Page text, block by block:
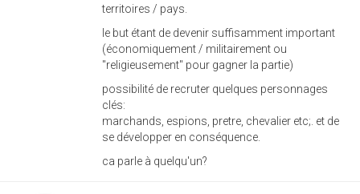
territoires / pays.
le but étant de devenir suffisamment important
(économiquement / militairement ou
"religieusement" pour gagner la partie)
possibilité de recruter quelques personnages
clés:
marchands, espions, pretre, chevalier etc;. et de
se développer en conséquence.
ca parle à quelqu'un?